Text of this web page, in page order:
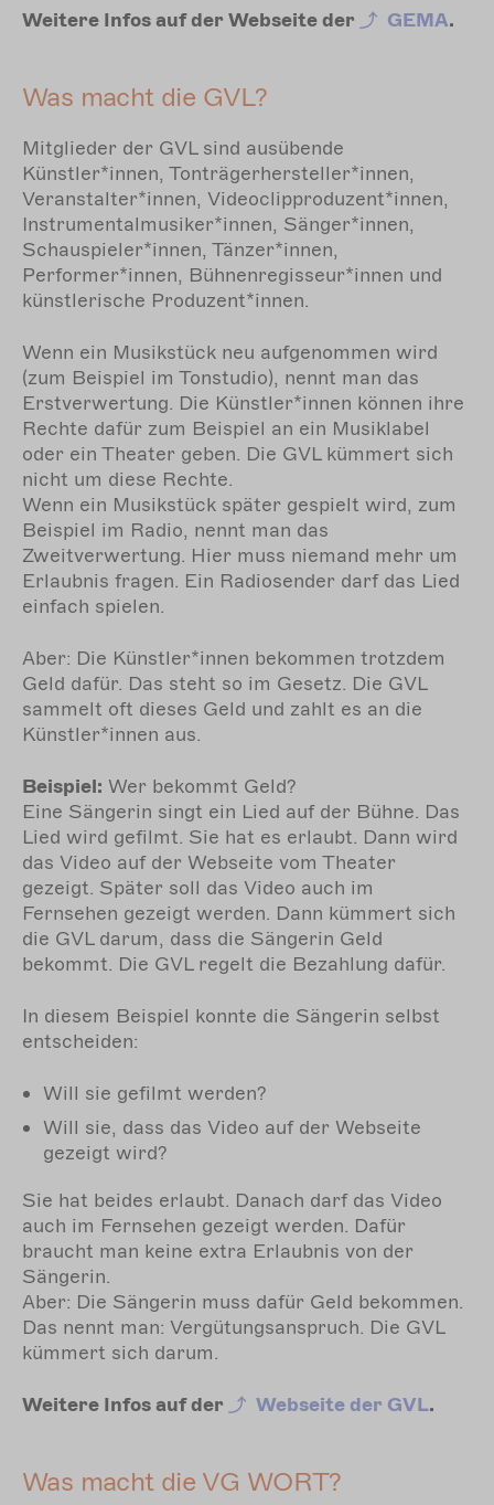
Weitere Infos auf der Webseite der GEMA.
Was macht die GVL?
Mitglieder der GVL sind ausübende
Künstler*innen, Tonträgerhersteller*innen,
Veranstalter*innen, Videoclipproduzent*innen,
Instrumentalmusiker*innen, Sänger*innen,
Schauspieler*innen, Tänzer*innen,
Performer*innen, Bühnenregisseur*innen und
künstlerische Produzent*innen.
Wenn ein Musikstück neu aufgenommen wird
(zum Beispiel im Tonstudio), nennt man das
Erstverwertung. Die Künstler*innen können ihre
Rechte dafür zum Beispiel an ein Musiklabel
oder ein Theater geben. Die GVL kümmert sich
nicht um diese Rechte.
Wenn ein Musikstück später gespielt wird, zum
Beispiel im Radio, nennt man das
Zweitverwertung. Hier muss niemand mehr um
Erlaubnis fragen. Ein Radiosender darf das Lied
einfach spielen.
Aber: Die Künstler*innen bekommen trotzdem
Geld dafür. Das steht so im Gesetz. Die GVL
sammelt oft dieses Geld und zahlt es an die
Künstler*innen aus.
Beispiel: Wer bekommt Geld?
Eine Sängerin singt ein Lied auf der Bühne. Das
Lied wird gefilmt. Sie hat es erlaubt. Dann wird
das Video auf der Webseite vom Theater
gezeigt. Später soll das Video auch im
Fernsehen gezeigt werden. Dann kümmert sich
die GVL darum, dass die Sängerin Geld
bekommt. Die GVL regelt die Bezahlung dafür.
In diesem Beispiel konnte die Sängerin selbst
entscheiden:
Will sie gefilmt werden?
Will sie, dass das Video auf der Webseite
gezeigt wird?
Sie hat beides erlaubt. Danach darf das Video
auch im Fernsehen gezeigt werden. Dafür
braucht man keine extra Erlaubnis von der
Sängerin.
Aber: Die Sängerin muss dafür Geld bekommen.
Das nennt man: Vergütungsanspruch. Die GVL
kümmert sich darum.
Weitere Infos auf der Webseite der GVL.
Was macht die VG WORT?